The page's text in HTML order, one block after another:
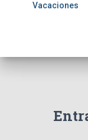
Vacaciones